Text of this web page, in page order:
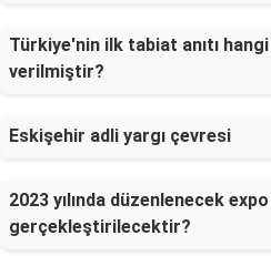
Türkiye'nin ilk tabiat anıtı
verilmiştir?
Eskişehir adli yargı çevresi
2023 yılında düzenlenecek
gerçekleştirilecektir?